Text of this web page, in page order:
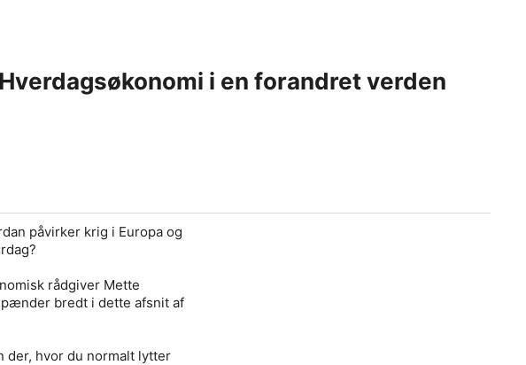
i en forandret verden
påvirker krig i Europa og
rådgiver Mette
bredt i dette afsnit af
der, hvor du normalt lytter